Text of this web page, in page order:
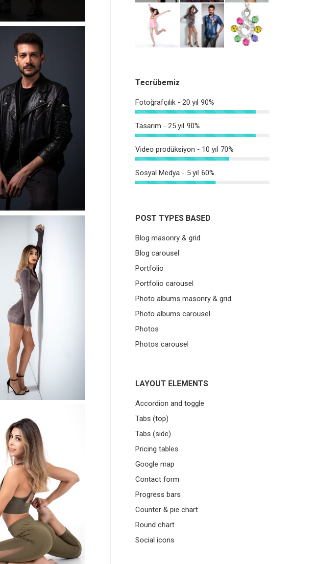
Tecrübemiz
Fotoğrafçılık - 20 yıl 90%
Tasarım - 25 yıl 90%
Video prodüksiyon - 10 yıl 70%
Sosyal Medya - 5 yıl 60%
POST TYPES BASED
Blog masonry & grid
Blog carousel
Portfolio
Portfolio carousel
Photo albums masonry & grid
Photo albums carousel
Photos
Photos carousel
LAYOUT ELEMENTS
Accordion and toggle
Tabs (top)
Tabs (side)
Pricing tables
Google map
Contact form
Progress bars
Counter & pie chart
Round chart
Social icons